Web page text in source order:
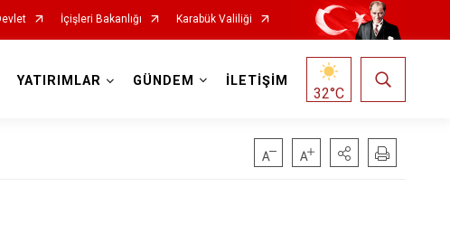
İçişleri Bakanlığı Karabük Valiliği
YATIRIMLAR GÜNDEM İLETİŞİM
32°C